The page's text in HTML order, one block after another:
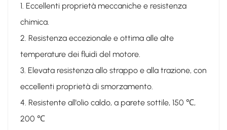
1. Eccellenti proprietà meccaniche e resistenza
chimica.
2. Resistenza eccezionale e ottima alle alte
temperature dei fluidi del motore.
3. Elevata resistenza allo strappo e alla trazione, con
eccellenti proprietà di smorzamento.
4. Resistente all'olio caldo, a parete sottile, 150 ℃,
200 ℃